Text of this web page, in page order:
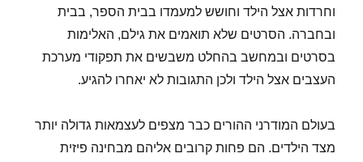
וחרדות אצל הילד וחושש למעמדו בבית הספר, בבית
ובחברה. הסרטים שלא תואמים את גילם, האלימות
בסרטים ובמחשב בהחלט משבשים את תפקודי מערכת
העצבים אצל הילד ולכן התגובות לא יאחרו להגיע.
בעולם המודרני ההורים כבר מצפים לעצמאות גדולה יותר
מצד הילדים. הם פחות קרובים אליהם מבחינה פיזית